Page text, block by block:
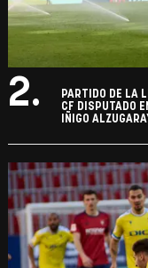
2.
PARTIDO DE LA
CF DISPUTADO
IÑIGO